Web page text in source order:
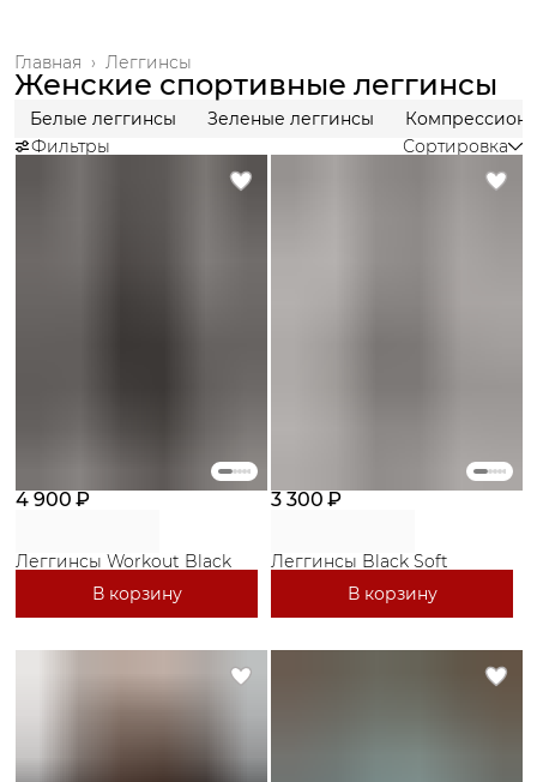
Леггинсы
Главная ›
Женские спортивные леггинсы
Белые леггинсы Зеленые леггинсы
Фильтры
Сортировка
4 900 ₽
Леггинсы Workout Black
В корзину
3 300 ₽
Леггинсы Black Soft
В корзину